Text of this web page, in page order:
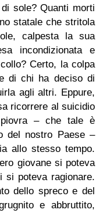
sole? Quanti morti
statale che stritola
calpesta la sua
incondizionata e
Certo, la colpa
di chi ha deciso di
agli altri. Eppure,
ricorrere al suicidio
– che tale è
del nostro Paese –
allo stesso tempo.
giovane si poteva
si poteva ragionare.
dello spreco e del
e abbruttito,